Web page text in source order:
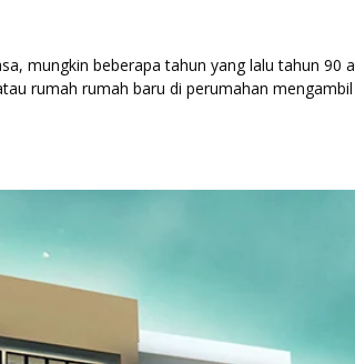
mungkin beberapa tahun yang lalu tahun 90
rumah rumah baru di perumahan mengambil